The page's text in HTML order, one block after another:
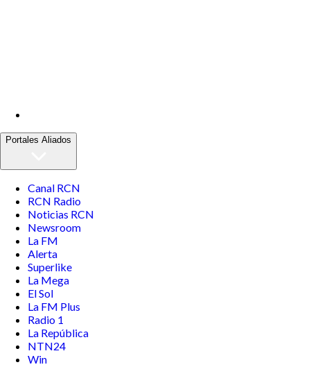
Portales Aliados
Canal RCN
RCN Radio
Noticias RCN
Newsroom
La FM
Alerta
Superlike
La Mega
El Sol
La FM Plus
Radio 1
La República
NTN24
Win